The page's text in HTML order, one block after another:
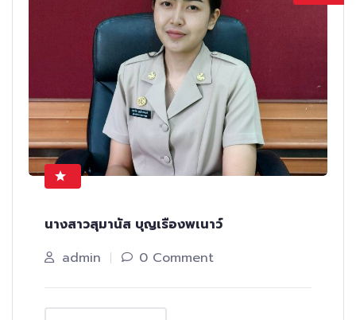
นางสาวสุมานัส บุญเรืองพเนาว์
admin
0 Comment